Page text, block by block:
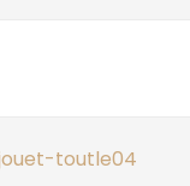
toutle04